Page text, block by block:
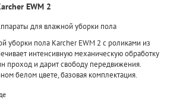
EWM 2
для влажной уборки пола
уборки пола Karcher EWM 2 с роликами из
интенсивную механическую обработку
проход и дарит свободу передвижения.
белом цвете, базовая комплектация.